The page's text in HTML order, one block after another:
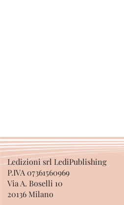
Ledizioni srl LediPublishing
P.IVA 07361560969
Via A. Boselli 10
20136 Milano